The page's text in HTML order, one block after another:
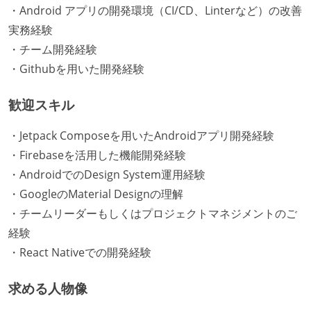
・Android アプリの開発環境（CI/CD、Linterなど）の改善
実務経験
・チーム開発経験
・Githubを用いた開発経験
歓迎スキル
・Jetpack Composeを用いたAndroidアプリ開発経験
・Firebaseを活用した機能開発経験
・AndroidでのDesign System運用経験
・GoogleのMaterial Designの理解
・チームリーダーもしくはプロジェクトマネジメントのご
経験
・React Nativeでの開発経験
求める人物像